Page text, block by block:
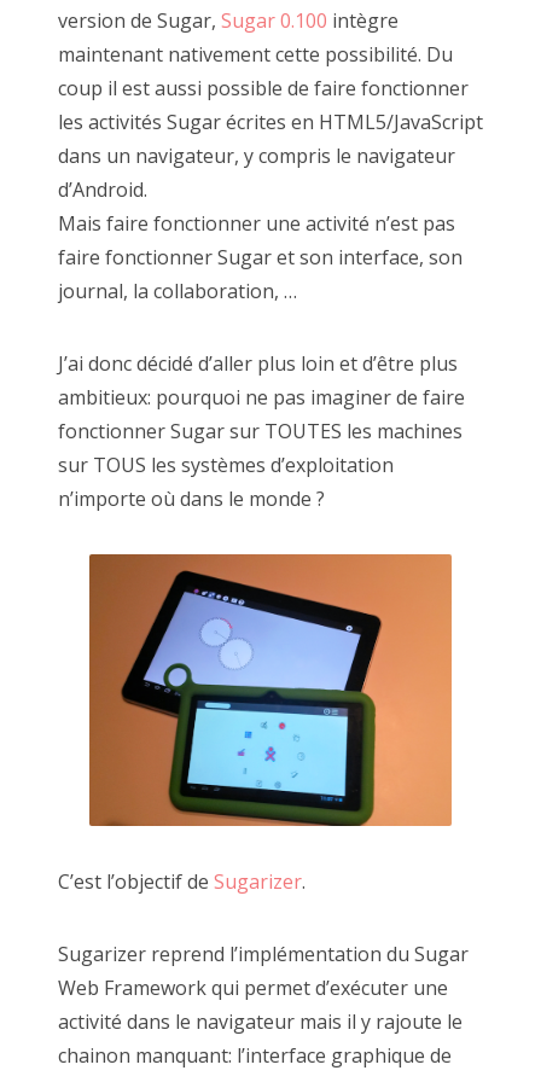
version de Sugar, Sugar 0.100 intègre
maintenant nativement cette possibilité. Du
coup il est aussi possible de faire fonctionner
les activités Sugar écrites en HTML5/JavaScript
dans un navigateur, y compris le navigateur
d’Android.
Mais faire fonctionner une activité n’est pas
faire fonctionner Sugar et son interface, son
journal, la collaboration, …
J’ai donc décidé d’aller plus loin et d’être plus
ambitieux: pourquoi ne pas imaginer de faire
fonctionner Sugar sur TOUTES les machines
sur TOUS les systèmes d’exploitation
n’importe où dans le monde ?
C’est l’objectif de Sugarizer.
Sugarizer reprend l’implémentation du Sugar
Web Framework qui permet d’exécuter une
activité dans le navigateur mais il y rajoute le
chainon manquant: l’interface graphique de